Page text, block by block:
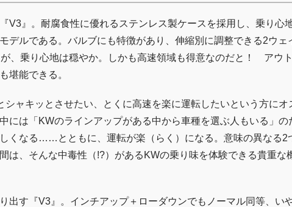
V3』。耐腐食性に優れるステンレス製ケースを採用し、乗り心
デルである。バルブにも特徴があり、伸縮別に調整できる2ウェ
、乗り心地は穏やか。しかも高速領域も得意なのだと！ アウ
堪能できる。
シャキッとさせたい、とくに高速を楽に運転したいという方にオ
には「KWのラインアップがある中から車種を選ぶ人もいる」の
くなる……とともに、運転が楽（らく）になる。意味の異なる2
は、そんな中毒性（!?）があるKWの乗り味を体験できる貴重な
出す『V3』。インチアップ＋ローダウンでもノーマル同等、い